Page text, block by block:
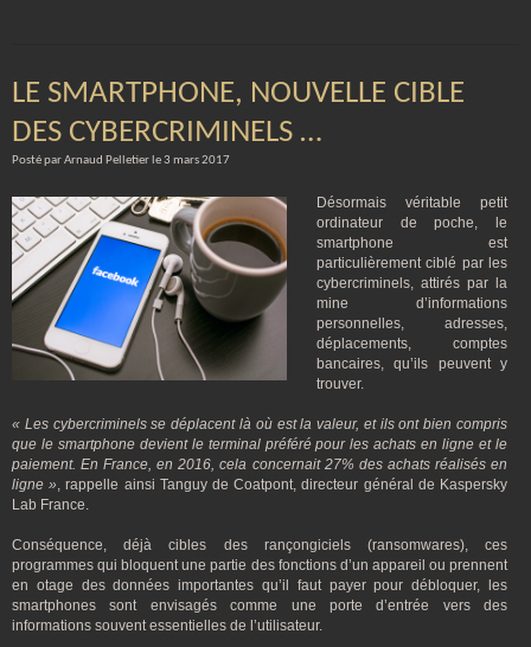
LE SMARTPHONE, NOUVELLE CIBLE
DES CYBERCRIMINELS …
Posté par Arnaud Pelletier le 3 mars 2017
Désormais véritable petit
ordinateur de poche, le
smartphone est
particulièrement ciblé par les
cybercriminels, attirés par la
mine d’informations
personnelles, adresses,
déplacements, comptes
bancaires, qu’ils peuvent y
trouver.
« Les cybercriminels se déplacent là où est la valeur, et ils ont bien compris
que le smartphone devient le terminal préféré pour les achats en ligne et le
paiement. En France, en 2016, cela concernait 27% des achats réalisés en
ligne », rappelle ainsi Tanguy de Coatpont, directeur général de Kaspersky
Lab France.
Conséquence, déjà cibles des rançongiciels (ransomwares), ces
programmes qui bloquent une partie des fonctions d’un appareil ou prennent
en otage des données importantes qu’il faut payer pour débloquer, les
smartphones sont envisagés comme une porte d’entrée vers des
informations souvent essentielles de l’utilisateur.